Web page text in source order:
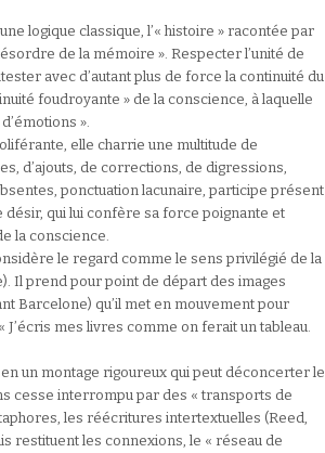
logique classique, l’« histoire » racontée par
de la mémoire ». Respecter l’unité de
avec d’autant plus de force la continuité du
foudroyante » de la conscience, à laquelle
».
elle charrie une multitude de
d’ajouts, de corrections, de digressions,
ponctuation lacunaire, participe présent
qui lui confère sa force poignante et
la conscience.
le regard comme le sens privilégié de la
Il prend pour point de départ des images
Barcelone) qu’il met en mouvement pour
mes livres comme on ferait un tableau.
un montage rigoureux qui peut déconcerter le
cesse interrompu par des « transports de
les réécritures intertextuelles (Reed,
restituent les connexions, le « réseau de